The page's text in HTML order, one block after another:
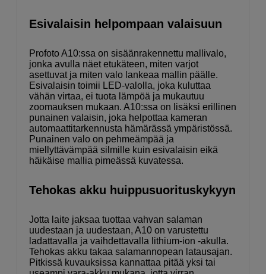
Esivalaisin helpompaan valaisuun
Profoto A10:ssa on sisäänrakennettu mallivalo,
jonka avulla näet etukäteen, miten varjot
asettuvat ja miten valo lankeaa mallin päälle.
Esivalaisin toimii LED-valolla, joka kuluttaa
vähän virtaa, ei tuota lämpöä ja mukautuu
zoomauksen mukaan. A10:ssa on lisäksi erillinen
punainen valaisin, joka helpottaa kameran
automaattitarkennusta hämärässä ympäristössä.
Punainen valo on pehmeämpää ja
miellyttävämpää silmille kuin esivalaisin eikä
häikäise mallia pimeässä kuvatessa.
Tehokas akku huippusuorituskykyyn
Jotta laite jaksaa tuottaa vahvan salaman
uudestaan ja uudestaan, A10 on varustettu
ladattavalla ja vaihdettavalla lithium-ion -akulla.
Tehokas akku takaa salamannopean latausajan.
Pitkissä kuvauksissa kannattaa pitää yksi tai